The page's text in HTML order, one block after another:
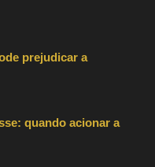
prejudicar a
quando acionar a